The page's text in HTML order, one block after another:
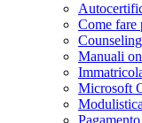
Come fare
Manuali
Microsoft